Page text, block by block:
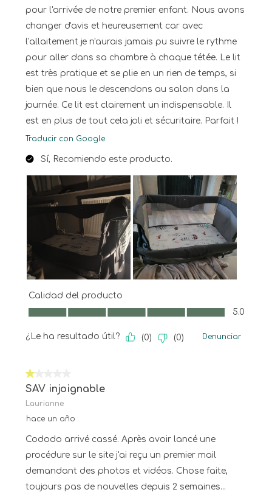
pour l'arrivée de notre premier enfant. Nous avons
changer d'avis et heureusement car avec
l'allaitement je n'aurais jamais pu suivre le rythme
pour aller dans sa chambre à chaque tétée. Le lit
est très pratique et se plie en un rien de temps, si
bien que nous le descendons au salon dans la
journée. Ce lit est clairement un indispensable. Il
est en plus de tout cela joli et sécuritaire. Parfait !
Traducir con Google
Sí, Recomiendo este producto.
Calidad del producto
Calidad del producto, 5.0 de 5
5.0
¿Le ha resultado útil? (0) (0) Denunciar
1 de 5 estrellas.
SAV injoignable
Laurianne
hace un año
Cododo arrivé cassé. Après avoir lancé une
procédure sur le site j'ai reçu un premier mail
demandant des photos et vidéos. Chose faite,
toujours pas de nouvelles depuis 2 semaines...